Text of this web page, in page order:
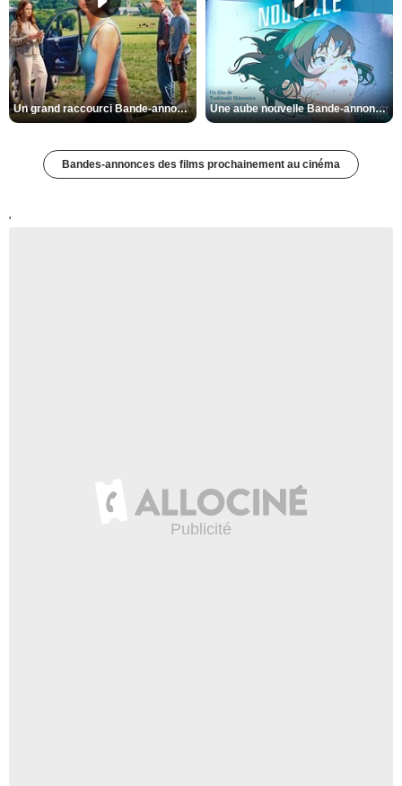
Un grand raccourci Bande-annonce VF Une aube nouvelle Bande-annonce VO STFR
Bandes-annonces des films prochainement au cinéma
'